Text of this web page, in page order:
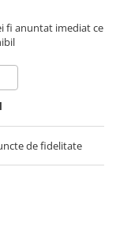
fi anuntat imediat ce
de fidelitate